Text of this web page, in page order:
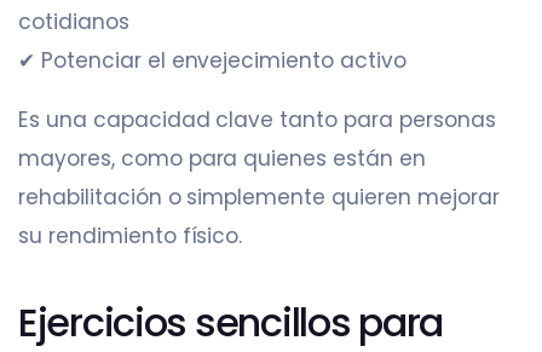
cotidianos
✔ Potenciar el envejecimiento activo
Es una capacidad clave tanto para personas
mayores, como para quienes están en
rehabilitación o simplemente quieren mejorar
su rendimiento físico.
Ejercicios sencillos para